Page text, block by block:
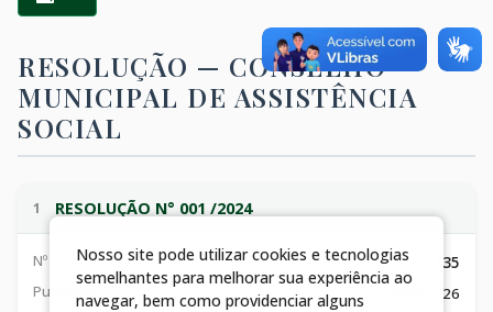
RESOLUÇÃO — CONSELHO
MUNICIPAL DE ASSISTÊNCIA
SOCIAL
1 RESOLUÇÃO N° 001 /2024
Nº 335
Publicado 07/08/2026
Nosso site pode utilizar cookies e tecnologias
semelhantes para melhorar sua experiência ao
navegar, bem como providenciar alguns